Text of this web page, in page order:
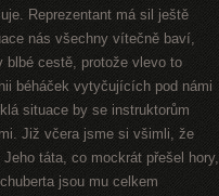
Reprezentant má sil ještě
nás všechny vítečně baví,
blbé cestě, protože vlevo to
béháček vytyčujících pod námi
situace by se instruktorům
Již včera jsme si všimli, že
táta, co mockrát přešel hory,
jsou mu celkem